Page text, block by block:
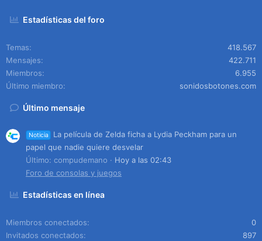
Estadísticas del foro
Temas
418.567
Mensajes
422.711
Miembros
6.955
Último miembro
sonidosbotones.com
Último mensaje
Noticia
La película de Zelda ficha a Lydia Peckham para un
papel que nadie quiere desvelar
Último: compudemano
Hoy a las 02:43
Foro de consolas y juegos
Estadísticas en línea
Miembros conectados
0
Invitados conectados
897